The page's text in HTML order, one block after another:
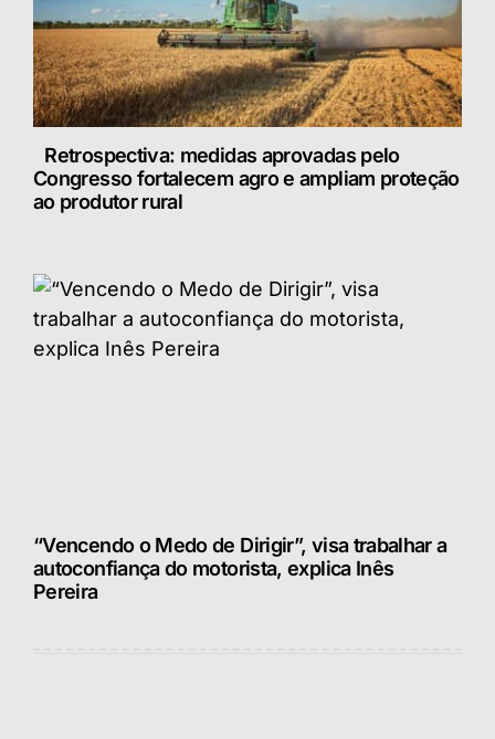
Retrospectiva: medidas aprovadas pelo
Congresso fortalecem agro e ampliam proteção
ao produtor rural
“Vencendo o Medo de Dirigir”, visa trabalhar a
autoconfiança do motorista, explica Inês
Pereira